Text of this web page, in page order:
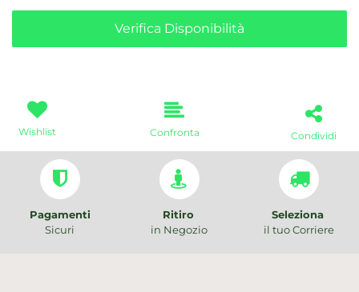
Verifica Disponibilità
Wishlist Confronta Condividi
Pagamenti
Sicuri
Ritiro
in Negozio
Seleziona
il tuo Corriere